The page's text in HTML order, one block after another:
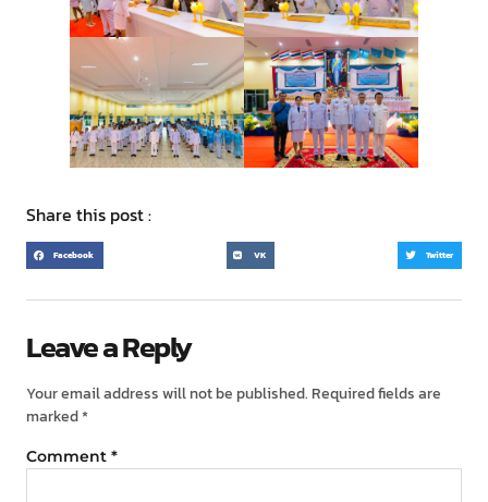
Share this post :
Facebook VK Twitter
Leave a Reply
Your email address will not be published. Required fields are
marked*
Comment *